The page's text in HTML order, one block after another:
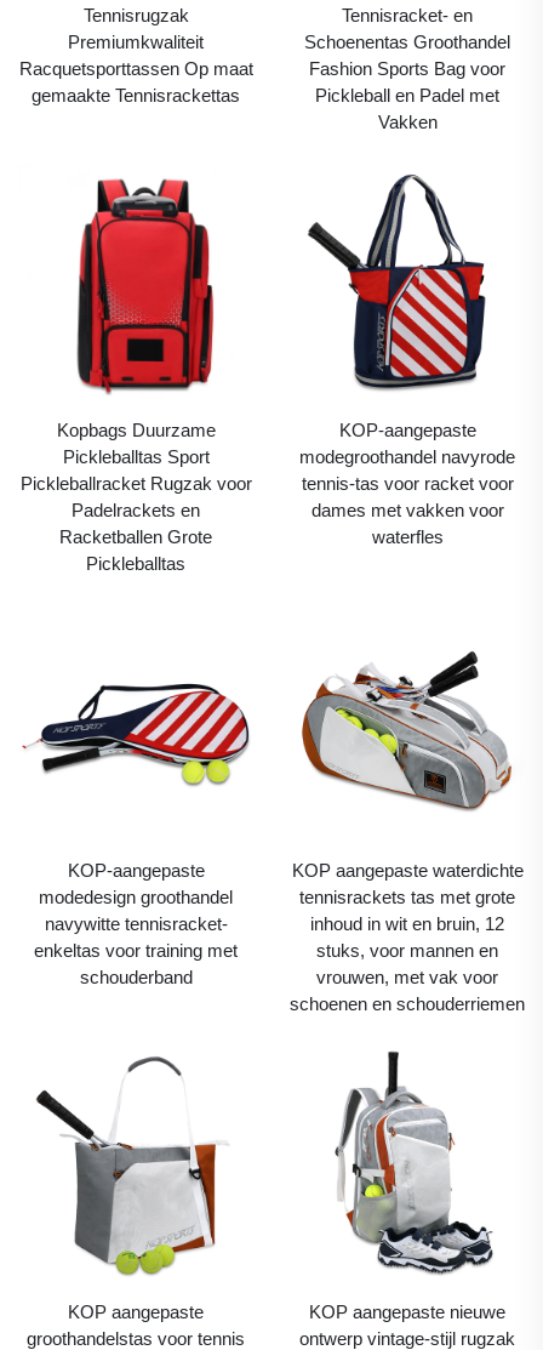
Tennisrugzak
Premiumkwaliteit
Racquetsporttassen Op maat
gemaakte Tennisrackettas
Tennisracket- en
Schoenentas Groothandel
Fashion Sports Bag voor
Pickleball en Padel met
Vakken
Kopbags Duurzame
Pickleballtas Sport
Pickleballracket Rugzak voor
Padelrackets en
Racketballen Grote
Pickleballtas
KOP-aangepaste
modegroothandel navyrode
tennis-tas voor racket voor
dames met vakken voor
waterfles
KOP-aangepaste
modedesign groothandel
navywitte tennisracket-
enkeltas voor training met
schouderband
KOP aangepaste waterdichte
tennisrackets tas met grote
inhoud in wit en bruin, 12
stuks, voor mannen en
vrouwen, met vak voor
schoenen en schouderriemen
KOP aangepaste
groothandelstas voor tennis
KOP aangepaste nieuwe
ontwerp vintage-stijl rugzak